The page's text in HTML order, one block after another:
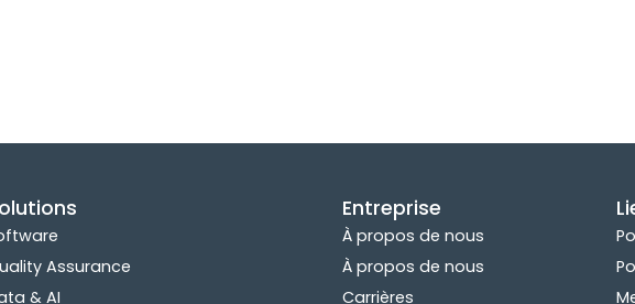
Assurance
& AI
Entreprise
À propos de nous
À propos de nous
Carrières